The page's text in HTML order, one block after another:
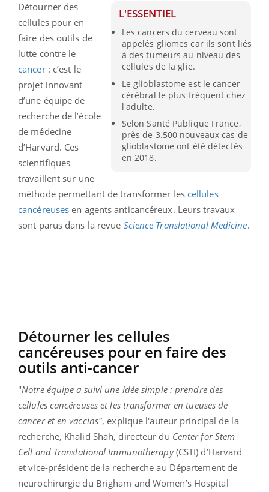
L'ESSENTIEL
Les cancers du cerveau sont
appelés gliomes car ils sont liés
à des tumeurs au niveau des
cellules de la glie.
Le glioblastome est le cancer
cérébral le plus fréquent chez
l'adulte.
Selon Santé Publique France,
près de 3.500 nouveaux cas de
glioblastome ont été détectés
en 2018.
Détourner des
cellules pour en
faire des outils de
lutte contre le
cancer: c’est le
projet innovant
d’une équipe de
recherche de l’école
de médecine
d’Harvard. Ces
scientifiques
travaillent sur une
méthode permettant de transformer les cellules
cancéreuses en agents anticancéreux. Leurs travaux
sont parus dans la revue Science Translational Medicine.
Détourner les cellules
cancéreuses pour en faire des
outils anti-cancer
"Notre équipe a suivi une idée simple : prendre des
cellules cancéreuses et les transformer en tueuses de
cancer et en vaccins", explique l'auteur principal de la
recherche, Khalid Shah, directeur du Center for Stem
Cell and Translational Immunotherapy(CSTI) d’Harvard
et vice-président de la recherche au Département de
neurochirurgie du Brigham and Women’s Hospital